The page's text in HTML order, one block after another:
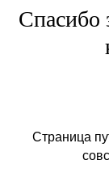
Спасибо
Страница